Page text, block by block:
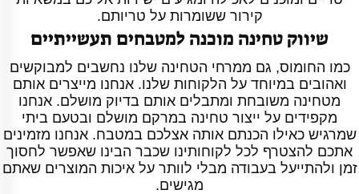
קירור ששומרות על טריותם.
שיווק טחינה מוכנה למטבחים תעשייתיים
כמו החומוס, גם ממרחי הטחינה שלנו נחשבים למבוקשים
ואהובים במיוחד על הלקוחות שלנו. אנחנו מייצרים אותם
מטחינה משובחת ומתבלים אותם בדיוק מושלם. אנחנו
מקפידים על ייצור טחינה במרקם מושלם ובטעם ביתי
שמרגיש כאילו הכנתם אותה אצלכם במטבח. אנחנו מזמינים
אתכם להצטרף לכל לקוחותינו שכבר הבינו שאפשר לחסוך
זמן ולהתייעל בעבודה מבלי לוותר על איכות המוצרים שאתם
מגישים.